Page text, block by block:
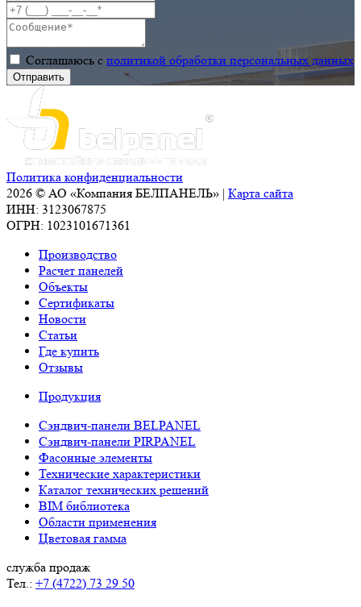
Соглашаюсь с политикой обработки персональных данных
Политика конфиденциальности
2026 © АО «Компания БЕЛПАНЕЛЬ» | Карта сайта
ИНН: 3123067875
ОГРН: 1023101671361
Производство
Расчет панелей
Объекты
Сертификаты
Новости
Статьи
Где купить
Отзывы
Продукция
Сэндвич-панели BELPANEL
Сэндвич-панели PIRPANEL
Фасонные элементы
Технические характеристики
Каталог технических решений
BIM библиотека
Области применения
Цветовая гамма
служба продаж
Тел.: +7 (4722) 73 29 50